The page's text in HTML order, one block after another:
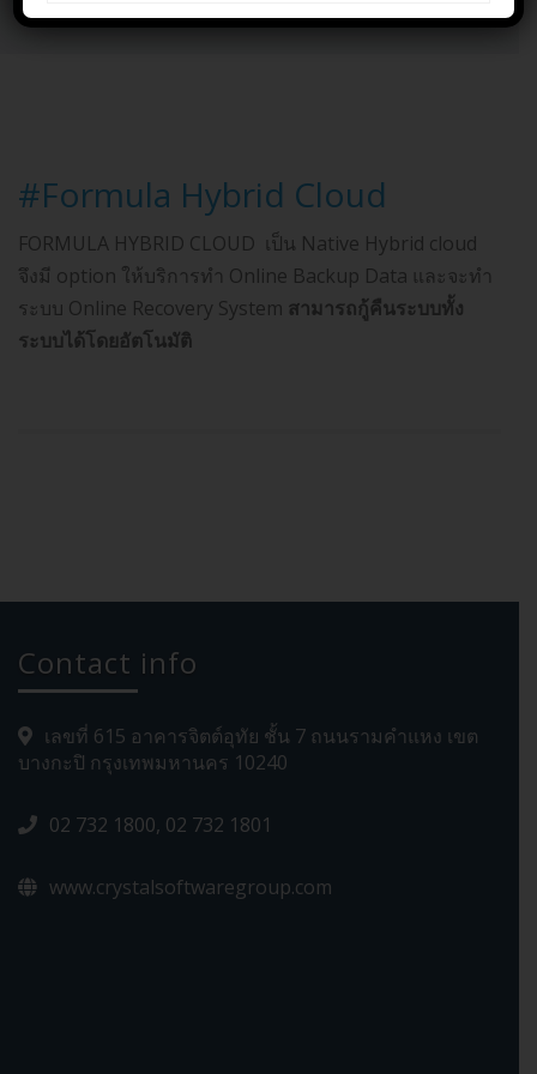
Home
#Formula Hybrid Cloud
FORMULA HYBRID CLOUD เป็น Native Hybrid cloud
จึงมี option ให้บริการทำ Online Backup Data และจะทำ
ระบบ Online Recovery System สามารถกู้คืนระบบทั้ง
ระบบได้โดยอัตโนมัติ
Contact info
เลขที่ 615 อาคารจิตต์อุทัย ชั้น 7 ถนนรามคำแหง เขต
บางกะปิ กรุงเทพมหานคร 10240
02 732 1800, 02 732 1801
www.crystalsoftwaregroup.com